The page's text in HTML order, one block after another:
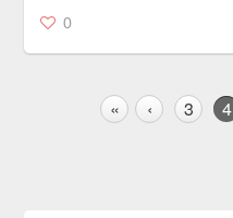
0
« ‹ 3 4